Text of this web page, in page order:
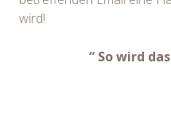
wird!
“ So wird